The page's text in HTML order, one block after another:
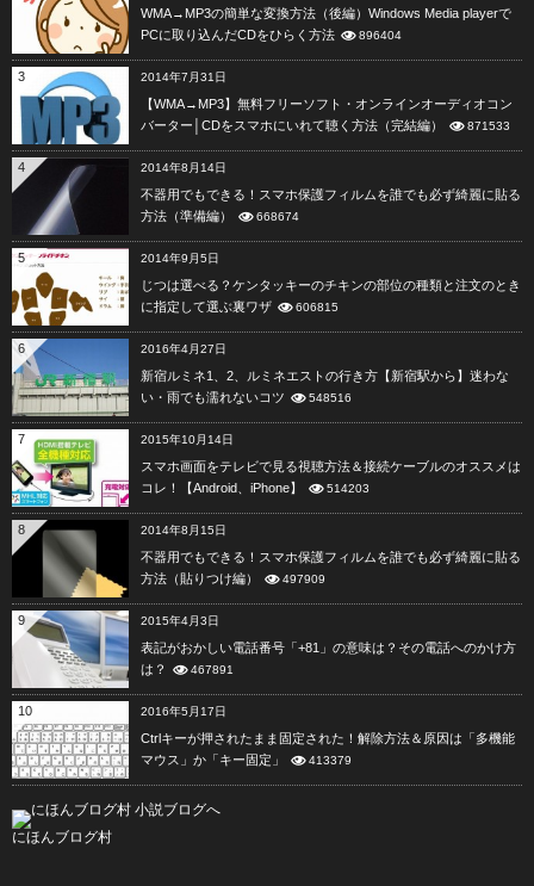
WMA→MP3の簡単な変換方法（後編）Windows Media playerで
PCに取り込んだCDをひらく方法
896404
3 2014年7月31日
【WMA→MP3】無料フリーソフト・オンラインオーディオコン
バーター│CDをスマホにいれて聴く方法（完結編）
871533
4 2014年8月14日
不器用でもできる！スマホ保護フィルムを誰でも必ず綺麗に貼る
方法（準備編）
668674
5 2014年9月5日
じつは選べる？ケンタッキーのチキンの部位の種類と注文のとき
に指定して選ぶ裏ワザ
606815
6 2016年4月27日
新宿ルミネ1、2、ルミネエストの行き方【新宿駅から】迷わな
い・雨でも濡れないコツ
548516
7 2015年10月14日
スマホ画面をテレビで見る視聴方法＆接続ケーブルのオススメは
コレ！【Android、iPhone】
514203
8 2014年8月15日
不器用でもできる！スマホ保護フィルムを誰でも必ず綺麗に貼る
方法（貼りつけ編）
497909
9 2015年4月3日
表記がおかしい電話番号「+81」の意味は？その電話へのかけ方
は？
467891
10 2016年5月17日
Ctrlキーが押されたまま固定された！解除方法＆原因は「多機能
マウス」か「キー固定」
413379
にほんブログ村